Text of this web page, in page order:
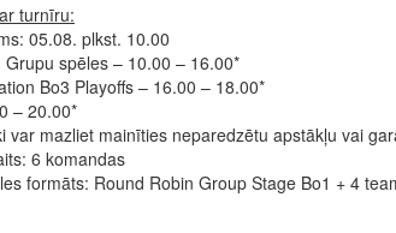
turnīru:
05.08. plkst. 10.00
Grupu spēles – 10.00 – 16.00*
Bo3 Playoffs – 16.00 – 18.00*
– 20.00*
var mazliet mainīties neparedzētu apstākļu vai
6 komandas
formāts: Round Robin Group Stage Bo1 + 4